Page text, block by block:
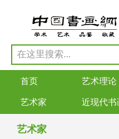
首页 艺术理论
艺术家 近现代书
艺术家